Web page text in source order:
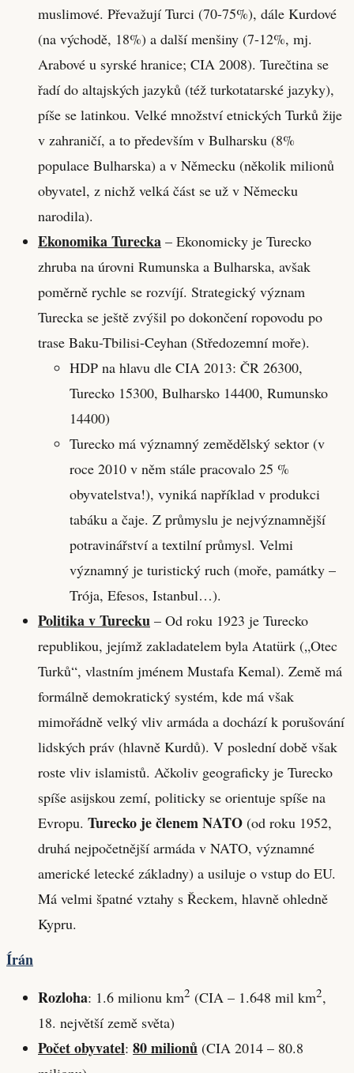
muslimové. Převažují Turci (70-75%), dále Kurdové
(na východě, 18%) a další menšiny (7-12%, mj.
Arabové u syrské hranice; CIA 2008). Turečtina se
řadí do altajských jazyků (též turkotatarské jazyky),
píše se latinkou. Velké množství etnických Turků žije
v zahraničí, a to především v Bulharsku (8%
populace Bulharska) a v Německu (několik milionů
obyvatel, z nichž velká část se už v Německu
narodila).
Ekonomika Turecka – Ekonomicky je Turecko
zhruba na úrovni Rumunska a Bulharska, avšak
poměrně rychle se rozvíjí. Strategický význam
Turecka se ještě zvýšil po dokončení ropovodu po
trase Baku-Tbilisi-Ceyhan (Středozemní moře).
HDP na hlavu dle CIA 2013: ČR 26300,
Turecko 15300, Bulharsko 14400, Rumunsko
14400)
Turecko má významný zemědělský sektor (v
roce 2010 v něm stále pracovalo 25 %
obyvatelstva!), vyniká například v produkci
tabáku a čaje. Z průmyslu je nejvýznamnější
potravinářství a textilní průmysl. Velmi
významný je turistický ruch (moře, památky –
Trója, Efesos, Istanbul…).
Politika v Turecku – Od roku 1923 je Turecko
republikou, jejímž zakladatelem byla Atatürk („Otec
Turků“, vlastním jménem Mustafa Kemal). Země má
formálně demokratický systém, kde má však
mimořádně velký vliv armáda a dochází k porušování
lidských práv (hlavně Kurdů). V poslední době však
roste vliv islamistů. Ačkoliv geograficky je Turecko
spíše asijskou zemí, politicky se orientuje spíše na
Evropu. Turecko je členem NATO (od roku 1952,
druhá nejpočetnější armáda v NATO, významné
americké letecké základny) a usiluje o vstup do EU.
Má velmi špatné vztahy s Řeckem, hlavně ohledně
Kypru.
Írán
Rozloha: 1.6 milionu km2 (CIA – 1.648 mil km2,
18. největší země světa)
Počet obyvatel: 80 milionů (CIA 2014 – 80.8